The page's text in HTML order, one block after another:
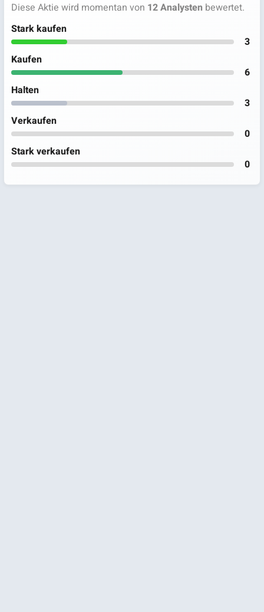
Diese Aktie wird momentan von 12 Analysten bewertet.
Stark kaufen
3
Kaufen
6
Halten
3
Verkaufen
0
Stark verkaufen
0